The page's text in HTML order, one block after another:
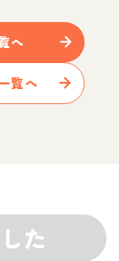
へ
覧へ
た